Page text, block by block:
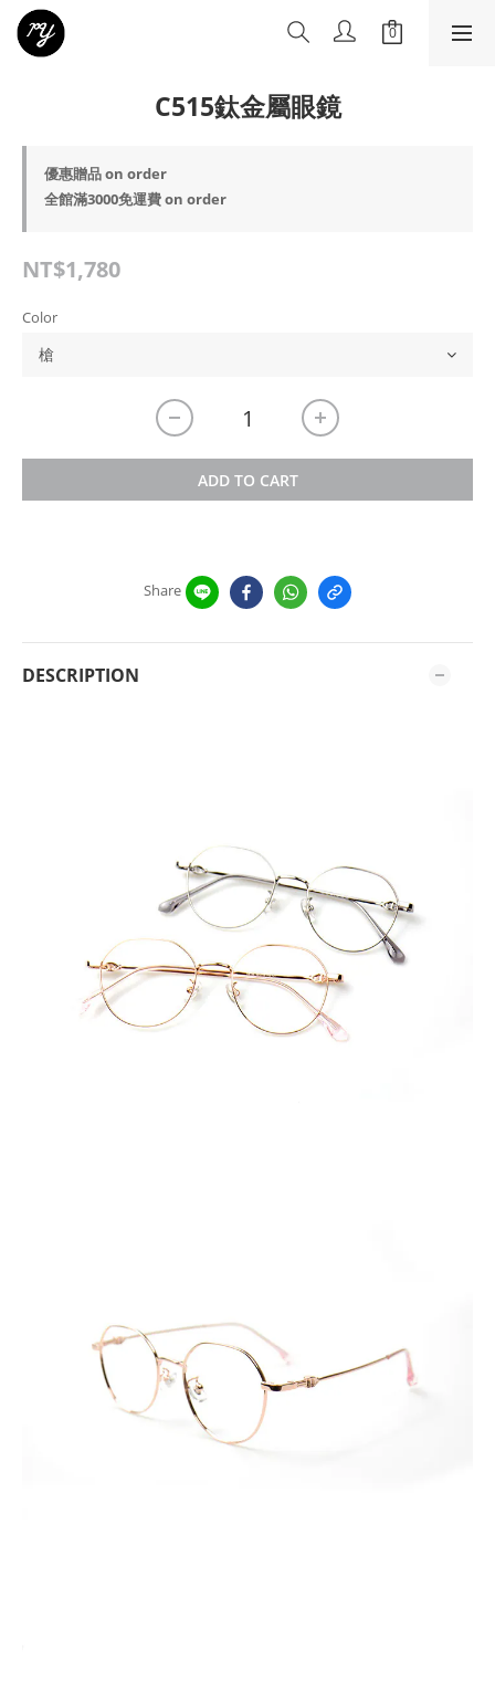
C515鈦金屬眼鏡
優惠贈品 on order
全館滿3000免運費 on order
NT$1,780
Color
ADD TO CART
Share
DESCRIPTION